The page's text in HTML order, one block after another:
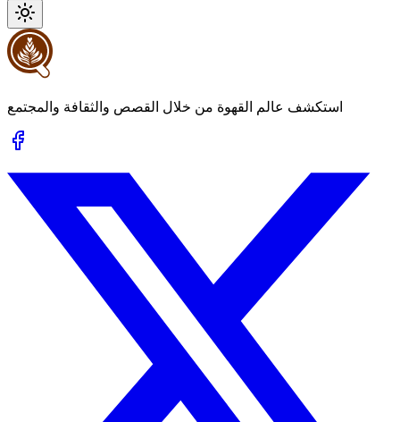
استكشف عالم القهوة من خلال القصص والثقافة والمجتمع